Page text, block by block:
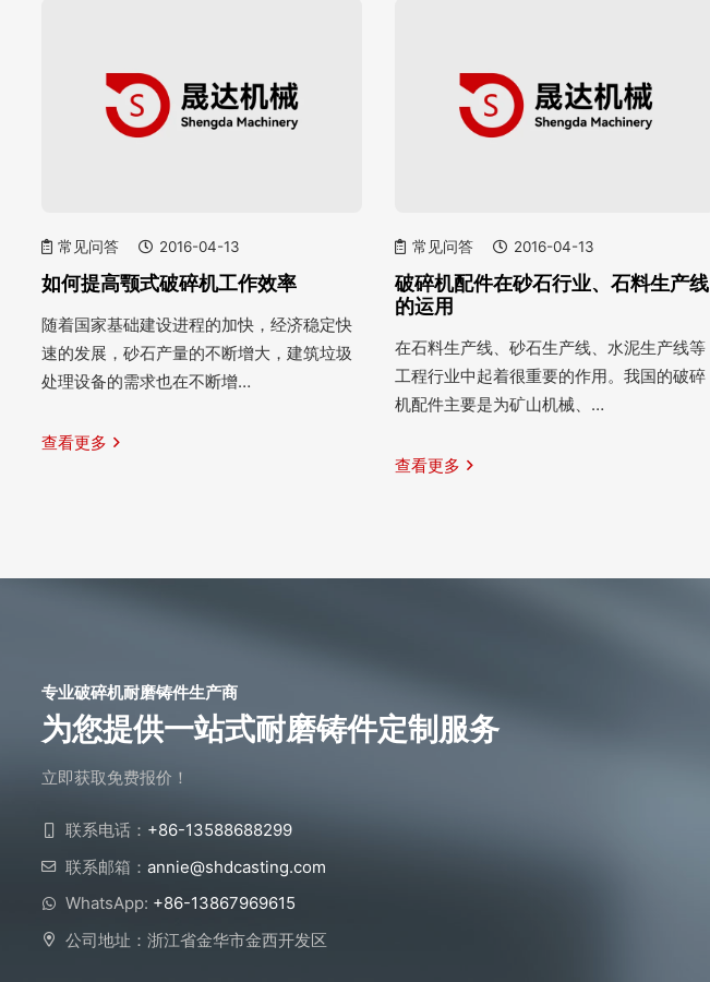
常见问答 2016-04-13
如何提高颚式破碎机工作效率
随着国家基础建设进程的加快，经济稳定快
速的发展，砂石产量的不断增大，建筑垃圾
处理设备的需求也在不断增…
查看更多
常见问答 2016-04-13
破碎机配件在砂石行业、石料生产线
的运用
在石料生产线、砂石生产线、水泥生产线等
工程行业中起着很重要的作用。我国的破碎
机配件主要是为矿山机械、…
查看更多
专业破碎机耐磨铸件生产商
为您提供一站式耐磨铸件定制服务
立即获取免费报价！
联系电话： +86-13588688299
联系邮箱： annie@shdcasting.com
WhatsApp: +86-13867969615
公司地址：浙江省金华市金西开发区